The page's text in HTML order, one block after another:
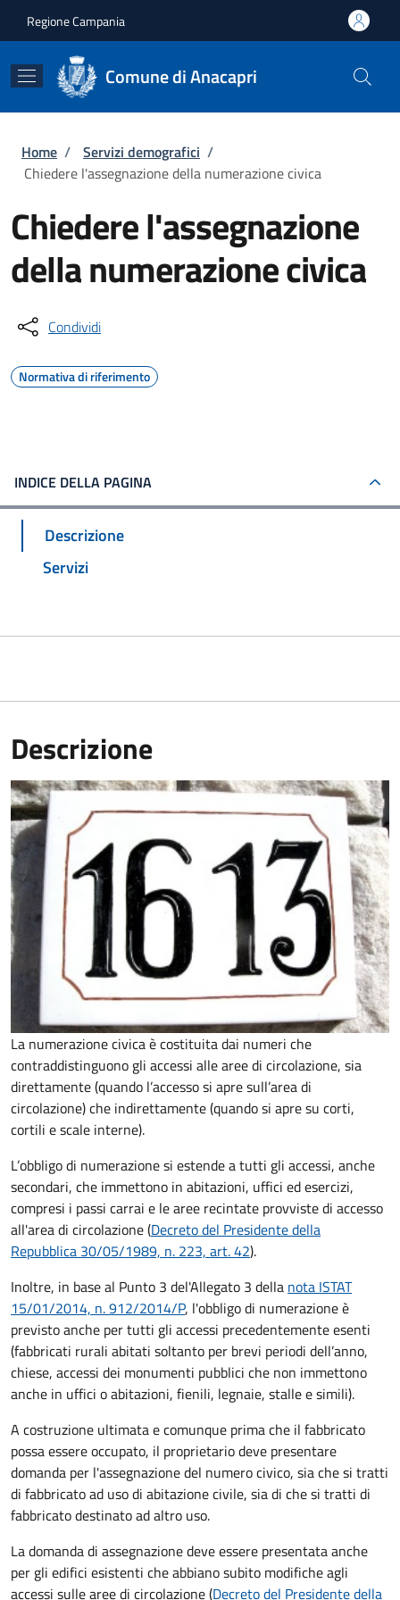
Regione Campania
Comune di Anacapri
Briciole di pane
Home / Servizi demografici /
Chiedere l'assegnazione della numerazione civica
Chiedere l'assegnazione
della numerazione civica
Condividi
Normativa di riferimento
INDICE DELLA PAGINA
Descrizione
Servizi
Descrizione
La numerazione civica è costituita dai numeri che
contraddistinguono gli accessi alle aree di circolazione, sia
direttamente (quando l’accesso si apre sull’area di
circolazione) che indirettamente (quando si apre su corti,
cortili e scale interne).
L’obbligo di numerazione si estende a tutti gli accessi, anche
secondari, che immettono in abitazioni, uffici ed esercizi,
compresi i passi carrai e le aree recintate provviste di accesso
all'area di circolazione (Decreto del Presidente della
Repubblica 30/05/1989, n. 223, art. 42).
Inoltre, in base al Punto 3 del'Allegato 3 della nota ISTAT
15/01/2014, n. 912/2014/P, l'obbligo di numerazione è
previsto anche per tutti gli accessi precedentemente esenti
(fabbricati rurali abitati soltanto per brevi periodi dell’anno,
chiese, accessi dei monumenti pubblici che non immettono
anche in uffici o abitazioni, fienili, legnaie, stalle e simili).
A costruzione ultimata e comunque prima che il fabbricato
possa essere occupato, il proprietario deve presentare
domanda per l'assegnazione del numero civico, sia che si tratti
di fabbricato ad uso di abitazione civile, sia di che si tratti di
fabbricato destinato ad altro uso.
La domanda di assegnazione deve essere presentata anche
per gli edifici esistenti che abbiano subito modifiche agli
accessi sulle aree di circolazione (Decreto del Presidente della